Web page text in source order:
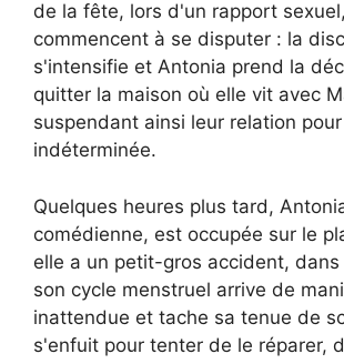
de la fête, lors d'un rapport
commencent à se disputer : la
s'intensifie et Antonia prend la
quitter la maison où elle vit avec
suspendant ainsi leur relation
indéterminée.
Quelques heures plus tard,
comédienne, est occupée sur le
elle a un petit-gros accident, dans
son cycle menstruel arrive de
inattendue et tache sa tenue de
s'enfuit pour tenter de le réparer,